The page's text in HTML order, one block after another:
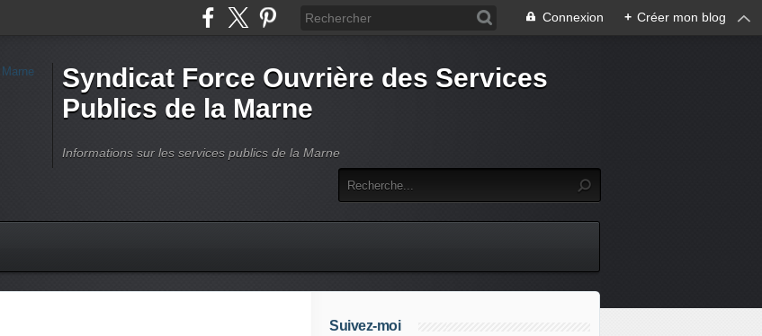
Connexion + Créer mon blog
Syndicat Force Ouvrière des Services
Publics de la Marne
Informations sur les services publics de la Marne
Suivez-moi